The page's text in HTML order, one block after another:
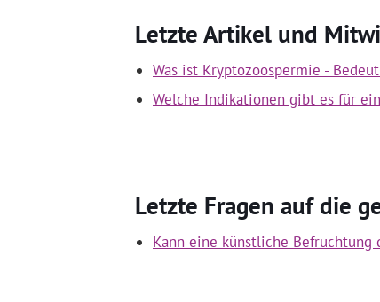
Letzte Artikel und
Was ist Kryptozoospermie -
Welche Indikationen gibt es für
Letzte Fragen auf die
Kann eine künstliche